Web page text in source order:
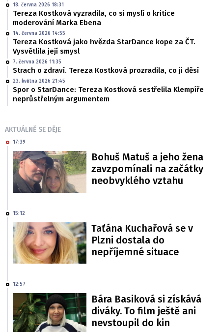
18. června 2026 18:31
Tereza Kostková vyzradila, co si myslí o kritice
moderování Marka Ebena
14. června 2026 14:55
Tereza Kostková jako hvězda StarDance kope za ČT.
Vysvětlila její smysl
7. června 2026 11:35
Strach o zdraví. Tereza Kostková prozradila, co ji děsí
23. května 2026 21:45
Spor o StarDance: Tereza Kostková sestřelila Klempíře
neprůstřelným argumentem
AKTUÁLNĚ SE DĚJE
17:39
Bohuš Matuš a jeho žena
zavzpomínali na začátky
neobvyklého vztahu
15:12
Taťána Kuchařová se v
Plzni dostala do
nepříjemné situace
12:57
Bára Basiková si získává
diváky. To film ještě ani
nevstoupil do kin